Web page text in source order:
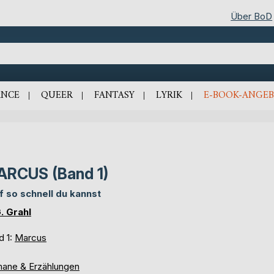
Über BoD
QUEER FANTASY LYRIK E-BOOK-
(Band 1)
so schnell du kannst
Grahl
1: Marcus
& Erzählungen